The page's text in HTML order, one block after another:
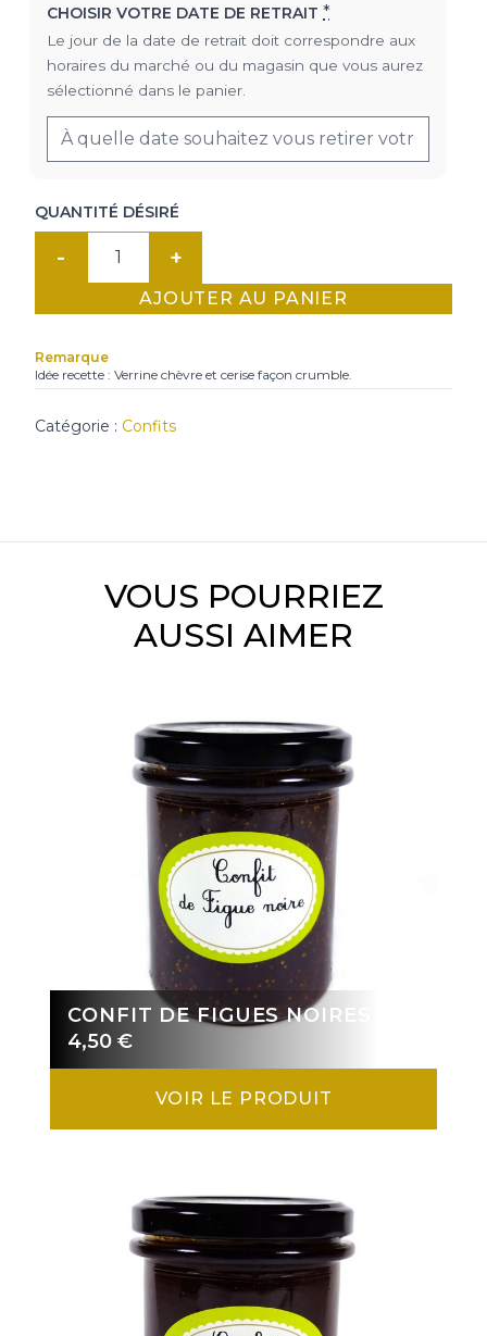
CHOISIR VOTRE DATE DE RETRAIT *
Le jour de la date de retrait doit correspondre aux
horaires du marché ou du magasin que vous aurez
sélectionné dans le panier.
QUANTITÉ DÉSIRÉ
au
AJOUTER AU PANIER
Remarque
Idée recette : Verrine chèvre et cerise façon crumble.
Catégorie : Confits
VOUS POURRIEZ
AUSSI AIMER
CONFIT DE FIGUES NOIRES
4,50 €
VOIR LE PRODUIT